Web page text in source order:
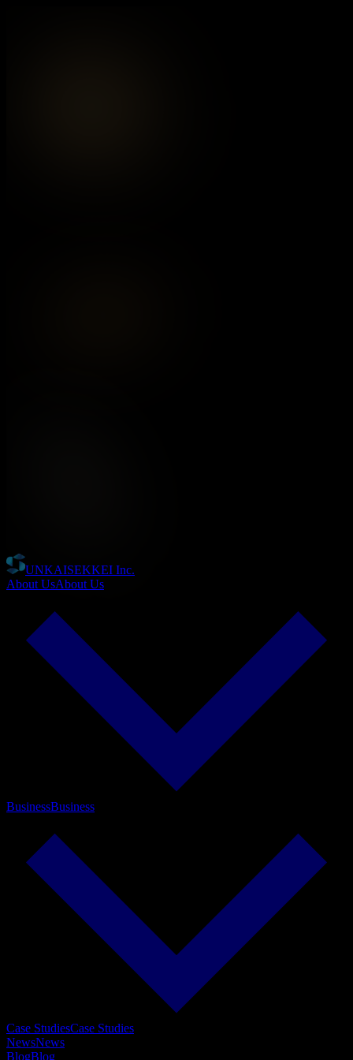
UNKAISEKKEI Inc.
About UsAbout Us
BusinessBusiness
Case StudiesCase Studies
NewsNews
BlogBlog